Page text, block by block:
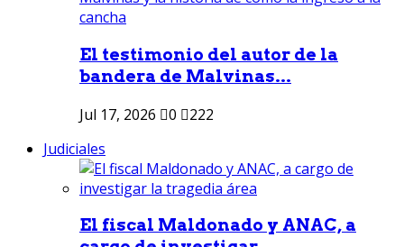
El testimonio del autor de la
bandera de Malvinas...
Jul 17, 2026 0
222
Judiciales
El fiscal Maldonado y ANAC, a